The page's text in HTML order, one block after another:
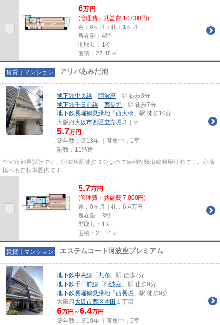
6万円
(管理費・共益費 10,000円)
敷：0ヶ月｜礼：1ヶ月
所在階：4階
間取り：1K
面積：27.45㎡
賃貸｜マンション アリバあみだ池
地下鉄中央線 「 阿波座 」駅 徒歩3分
地下鉄千日前線 「 西長堀 」駅 徒歩7分
地下鉄長堀鶴見緑地 「 西大橋 」駅 徒歩10分
大阪府大阪市西区立売堀 ３丁目
5.7万円
築年数：築13年 ｜募集中： 1室
階数：11階建
全室角部屋設計です。阿波座駅徒歩３分なので便利複数沿線利用可能です。心斎
橋へも自転車圏内です。
5.7万円
(管理費・共益費 7,000円)
敷：0ヶ月｜礼：6.4万円
所在階：3階
間取り：1K
面積：21.14㎡
賃貸｜マンション エステムコート阿波座プレミアム
地下鉄中央線 「 九条 」駅 徒歩7分
地下鉄千日前線 「 阿波座 」駅 徒歩9分
地下鉄長堀鶴見緑地 「 西長堀 」駅 徒歩9分
大阪府大阪市西区本田 １丁目
6万円～6.4万円
築年数：築10年 ｜募集中： 5室